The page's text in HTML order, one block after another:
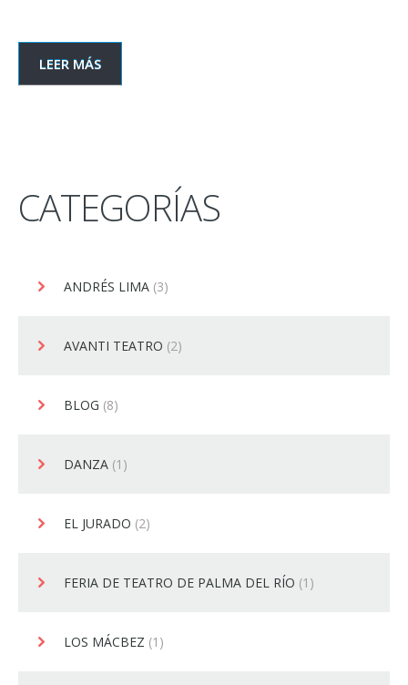
LEER MÁS
CATEGORÍAS
ANDRÉS LIMA (3)
AVANTI TEATRO (2)
BLOG (8)
DANZA (1)
EL JURADO (2)
FERIA DE TEATRO DE PALMA DEL RÍO (1)
LOS MÁCBEZ (1)